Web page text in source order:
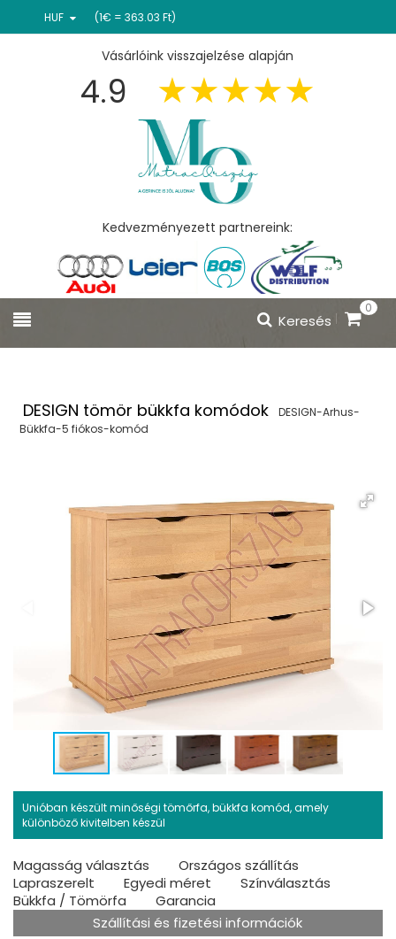
HUF (1€ = 363.03 Ft)
Vásárlóink visszajelzése alapján
4.9
Kedvezményezett partnereink:
0
Keresés
DESIGN tömör bükkfa komódok
DESIGN-Arhus-
Bükkfa-5 fiókos-komód
Unióban készült minőségi tömőrfa, bükkfa komód, amely
különböző kivitelben készül
Magasság választás
Országos szállítás
Lapraszerelt
Egyedi méret
Színválasztás
Bükkfa / Tömörfa
Garancia
Szállítási és fizetési információk